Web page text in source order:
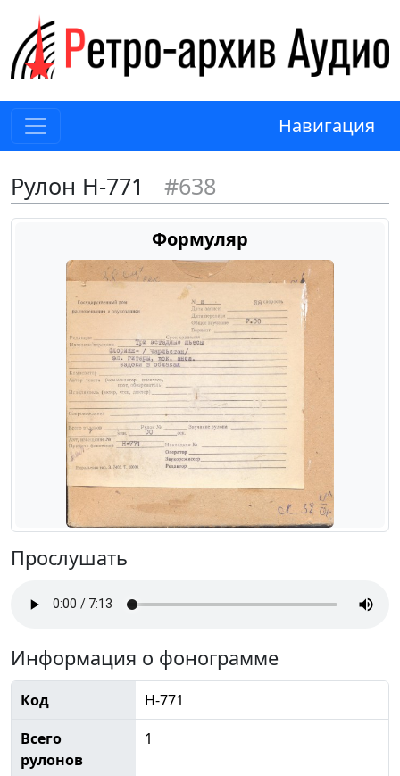
Навигация
Рулон Н-771 #638
Формуляр
Прослушать
Информация о фонограмме
Код
Н-771
Всего
рулонов
1